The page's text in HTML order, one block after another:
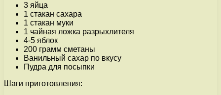
3 яйца
1 стакан сахара
1 стакан муки
1 чайная ложка разрыхлителя
4-5 яблок
200 грамм сметаны
Ванильный сахар по вкусу
Пудра для посыпки
Шаги приготовления: